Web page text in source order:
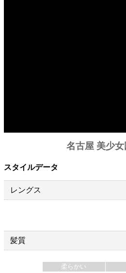
名古屋 美少
スタイルデータ
レングス
髪質
柔らかい